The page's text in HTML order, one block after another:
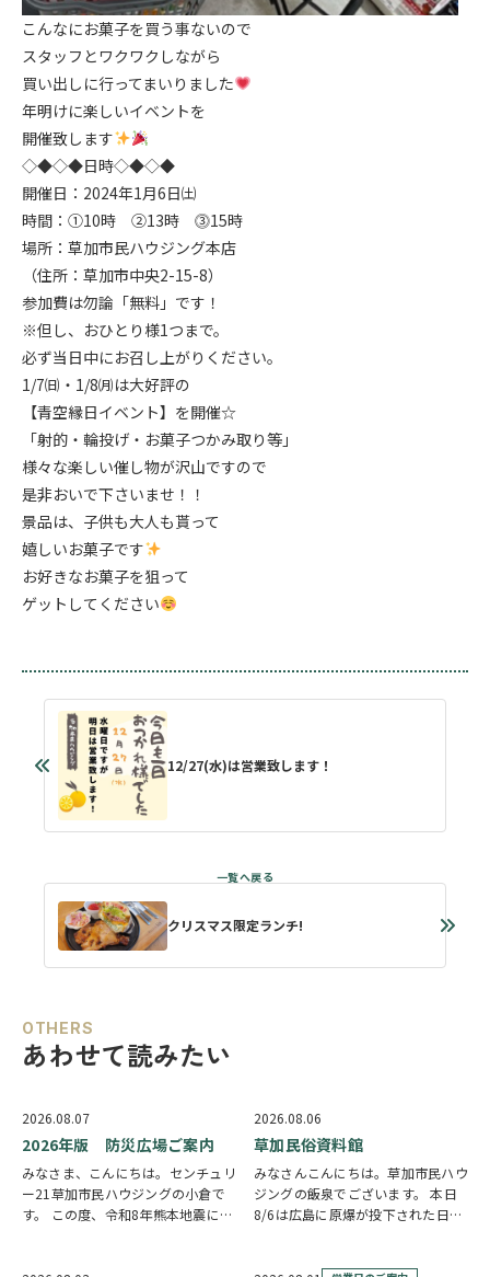
こんなにお菓子を買う事ないので
スタッフとワクワクしながら
買い出しに行ってまいりました
年明けに楽しいイベントを
開催致します
◇◆◇◆日時◇◆◇◆
開催日：2024年1月6日㈯
時間：①10時 ②13時 ⓷15時
場所：草加市民ハウジング本店
（住所：草加市中央2-15-8）
参加費は勿論「無料」です！
※但し、おひとり様1つまで。
必ず当日中にお召し上がりください。
1/7㈰・1/8㈪は大好評の
【青空縁日イベント】を開催☆
「射的・輪投げ・お菓子つかみ取り等」
様々な楽しい催し物が沢山ですので
是非おいで下さいませ！！
景品は、子供も大人も貰って
嬉しいお菓子です
お好きなお菓子を狙って
ゲットしてください
12/27(水)は営業致します！
クリスマス限定ランチ!
OTHERS
あわせて読みたい
2026.08.07
2026年版 防災広場ご案内
みなさま、こんにちは。センチュリ
ー21草加市民ハウジングの小倉で
す。 この度、令和8年熊本地震によ
2026.08.06
草加民俗資料館
みなさんこんにちは。草加市民ハウ
ジングの飯泉でございます。 本日
8/6は広島に原爆が投下された日に